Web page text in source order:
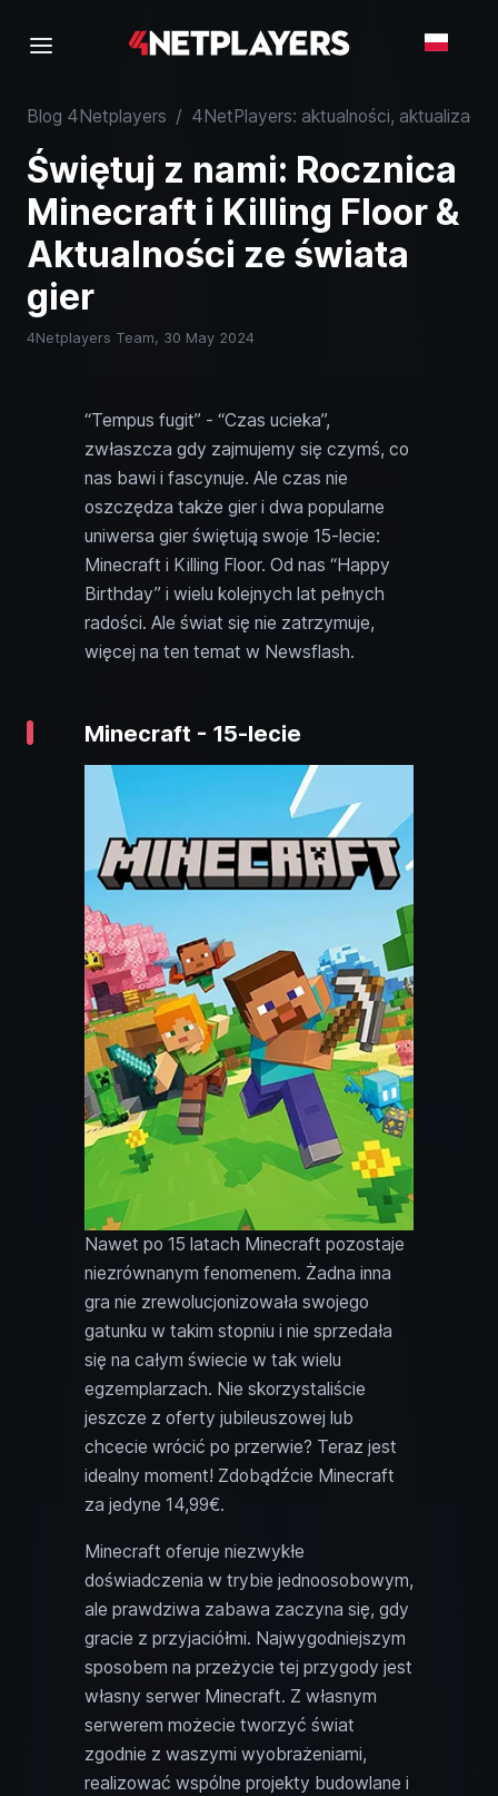
Blog 4Netplayers / 4NetPlayers: aktualności, aktualizacje
Świętuj z nami: Rocznica
Minecraft i Killing Floor &
Aktualności ze świata
gier
4Netplayers Team, 30 May 2024
“Tempus fugit” - “Czas ucieka”,
zwłaszcza gdy zajmujemy się czymś, co
nas bawi i fascynuje. Ale czas nie
oszczędza także gier i dwa popularne
uniwersa gier świętują swoje 15-lecie:
Minecraft i Killing Floor. Od nas “Happy
Birthday” i wielu kolejnych lat pełnych
radości. Ale świat się nie zatrzymuje,
więcej na ten temat w Newsflash.
Minecraft - 15-lecie
Nawet po 15 latach Minecraft pozostaje
niezrównanym fenomenem. Żadna inna
gra nie zrewolucjonizowała swojego
gatunku w takim stopniu i nie sprzedała
się na całym świecie w tak wielu
egzemplarzach. Nie skorzystaliście
jeszcze z oferty jubileuszowej lub
chcecie wrócić po przerwie? Teraz jest
idealny moment! Zdobądźcie Minecraft
za jedyne 14,99€.
Minecraft oferuje niezwykłe
doświadczenia w trybie jednoosobowym,
ale prawdziwa zabawa zaczyna się, gdy
gracie z przyjaciółmi. Najwygodniejszym
sposobem na przeżycie tej przygody jest
własny serwer Minecraft. Z własnym
serwerem możecie tworzyć świat
zgodnie z waszymi wyobrażeniami,
realizować wspólne projekty budowlane i